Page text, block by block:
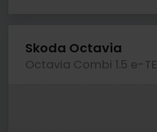
Skoda Octavia